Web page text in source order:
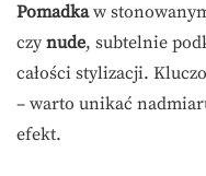
Pomadkaw
czy nude, subtelnie
całości stylizacji.
– warto unikać
efekt.